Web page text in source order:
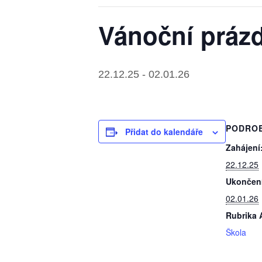
Vánoční
22.12.25 - 02.01.26
Přidat do kalendáře
Zahájení:
22.12.25
02.01.26
Rubrika
Škola